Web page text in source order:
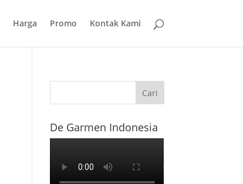
Harga Promo Kontak Kami
De Garmen Indonesia